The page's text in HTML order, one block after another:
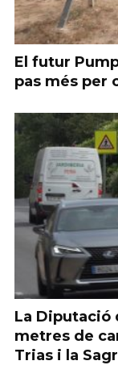
El futur
pas més per
La Diputació
metres de
Trias i la